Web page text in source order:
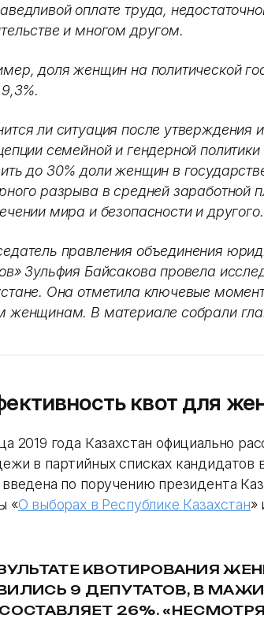
оплате труда,
и многом другом.
доля женщин на политической
ли ситуация после утверждения
семейной и гендерной
до 30% доли женщин в
разрыва в средней заработной
мира и безопасности и другого.
правления объединения
Зульфия Байсакова провела
Она отметила ключевые
женщинам. В материале собрали
квот для
2019 года Казахстан официально
в партийных списках кандидатов
введена по поручению президента
«О выборах в Республике Казахстан»
КВОТИРОВАНИЯ
9 ДЕПУТАТОВ, В
26%.